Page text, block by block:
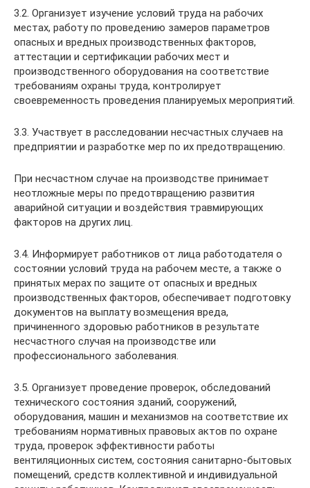
3.2. Организует изучение условий труда на рабочих
местах, работу по проведению замеров параметров
опасных и вредных производственных факторов,
аттестации и сертификации рабочих мест и
производственного оборудования на соответствие
требованиям охраны труда, контролирует
своевременность проведения планируемых мероприятий.
3.3. Участвует в расследовании несчастных случаев на
предприятии и разработке мер по их предотвращению.
При несчастном случае на производстве принимает
неотложные меры по предотвращению развития
аварийной ситуации и воздействия травмирующих
факторов на других лиц.
3.4. Информирует работников от лица работодателя о
состоянии условий труда на рабочем месте, а также о
принятых мерах по защите от опасных и вредных
производственных факторов, обеспечивает подготовку
документов на выплату возмещения вреда,
причиненного здоровью работников в результате
несчастного случая на производстве или
профессионального заболевания.
3.5. Организует проведение проверок, обследований
технического состояния зданий, сооружений,
оборудования, машин и механизмов на соответствие их
требованиям нормативных правовых актов по охране
труда, проверок эффективности работы
вентиляционных систем, состояния санитарно-бытовых
помещений, средств коллективной и индивидуальной